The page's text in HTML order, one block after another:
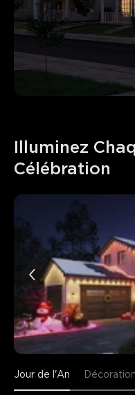
Illuminez
Célébration
Jour de l'An